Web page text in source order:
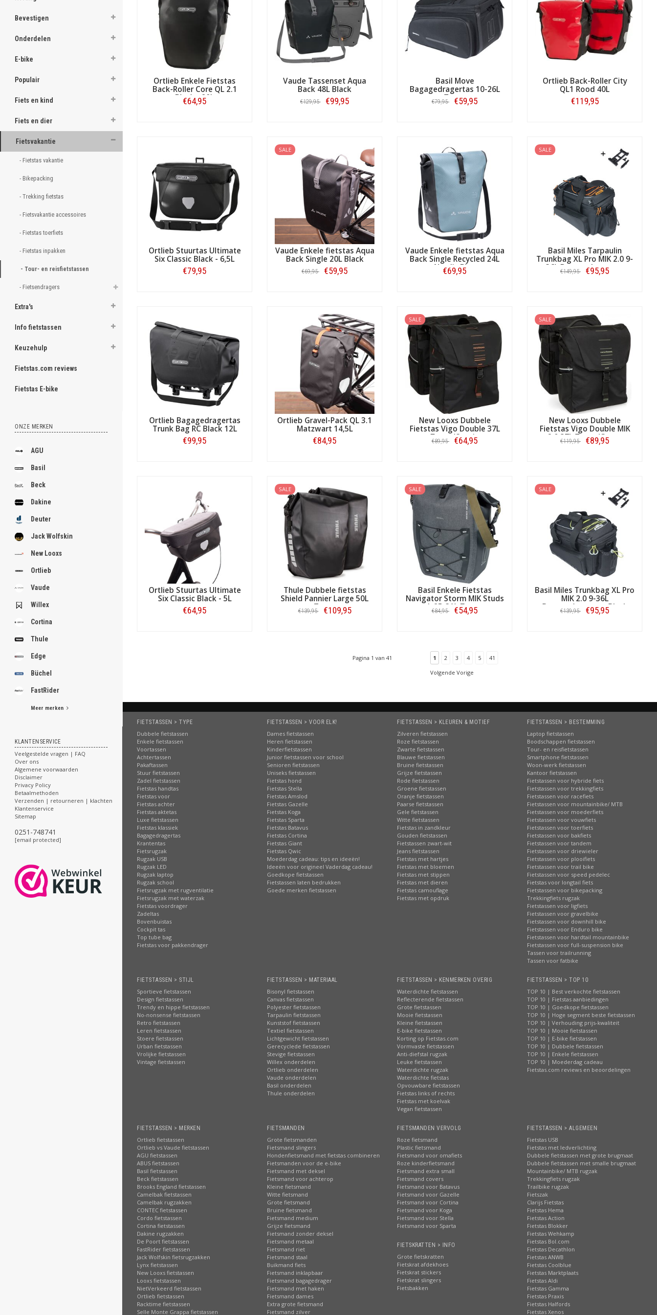
Bevestigen
Onderdelen
E-bike
Populair
Fiets en kind
Fiets en dier
Fietsvakantie
- Fietstas vakantie
- Bikepacking
- Trekking fietstas
- Fietsvakantie accessoires
- Fietstas toerfiets
- Fietstas inpakken
- Tour- en reisfietstassen
- Fietsendragers
Extra's
Info fietstassen
Keuzehulp
Fietstas.com reviews
Fietstas E-bike
ONZE MERKEN
AGU
Basil
Beck
Dakine
Deuter
Jack Wolfskin
New Looxs
Ortlieb
Vaude
Willex
Cortina
Thule
Edge
Büchel
FastRider
Meer merken
KLANTENSERVICE
Veelgestelde vragen | FAQ
Over ons
Algemene voorwaarden
Disclaimer
Privacy Policy
Betaalmethoden
Verzenden | retourneren | klachten
Klantenservice
Sitemap
0251-748741
[email protected]
ghost
ghost
ghost
ghost
ghost
.
.
.
.
.
.
.
.
[email protected]
Ortlieb Enkele Fietstas
Back-Roller Core QL 2.1
Black - 20L
€64,95
Vaude Tassenset Aqua
Back 48L Black
€129,95 €99,95
Basil Move
Bagagedragertas 10-26L
Zwart
€79,95 €59,95
Ortlieb Back-Roller City
QL1 Rood 40L
€119,95
Ortlieb Stuurtas Ultimate
Six Classic Black - 6,5L
€79,95
SALE
Vaude Enkele fietstas Aqua
Back Single 20L Black
€69,95 €59,95
Vaude Enkele fietstas Aqua
Back Single Recycled 24L
Nordic Blue
€69,95
SALE
Basil Miles Tarpaulin
Trunkbag XL Pro MIK 2.0 9-
36L Bagagedragertas
Black Orange
€149,95 €95,95
Ortlieb Bagagedragertas
Trunk Bag RC Black 12L
€99,95
Ortlieb Gravel-Pack QL 3.1
Matzwart 14,5L
€84,95
SALE
New Looxs Dubbele
Fietstas Vigo Double 37L
Zwart/Oranje
€89,95 €64,95
SALE
New Looxs Dubbele
Fietstas Vigo Double MIK
2.0 37L Zwart/Groen
€119,95 €89,95
Ortlieb Stuurtas Ultimate
Six Classic Black - 5L
€64,95
SALE
Thule Dubbele fietstas
Shield Pannier Large 50L
Zwart
€139,95 €109,95
SALE
Basil Enkele Fietstas
Navigator Storm MIK Studs
L 25-31L Zwart
€84,95 €54,95
SALE
Basil Miles Trunkbag XL Pro
MIK 2.0 9-36L
Bagagedragertas Black
Lime
€139,95 €95,95
Pagina 1 van 41 1 2 3 4 5
41
Volgende Vorige
FIETSTASSEN > TYPE
Dubbele fietstassen
Enkele fietstassen
Voortassen
Achtertassen
Pakaftassen
Stuur fietstassen
Zadel fietstassen
Fietstas handtas
Fietstas voor
Fietstas achter
Fietstas aktetas
Luxe fietstassen
Fietstas klassiek
Bagagedragertas
Krantentas
Fietsrugzak
Rugzak USB
Rugzak LED
Rugzak laptop
Rugzak school
Fietsrugzak met rugventilatie
Fietsrugzak met waterzak
Fietstas voordrager
Zadeltas
Bovenbuistas
Cockpit tas
Top tube bag
Fietstas voor pakkendrager
FIETSTASSEN > VOOR ELK!
Dames fietstassen
Heren fietstassen
Kinderfietstassen
Junior fietstassen voor school
Senioren fietstassen
Uniseks fietstassen
Fietstas hond
Fietstas Stella
Fietstas Amslod
Fietstas Gazelle
Fietstas Koga
Fietstas Sparta
Fietstas Batavus
Fietstas Cortina
Fietstas Giant
Fietstas Qwic
Moederdag cadeau: tips en ideeën!
Ideeën voor origineel Vaderdag cadeau!
Goedkope fietstassen
Fietstassen laten bedrukken
Goede merken fietstassen
FIETSTASSEN > KLEUREN & MOTIEF
Zilveren fietstassen
Roze fietstassen
Zwarte fietstassen
Blauwe fietstassen
Bruine fietstassen
Grijze fietstassen
Rode fietstassen
Groene fietstassen
Oranje fietstassen
Paarse fietstassen
Gele fietstassen
Witte fietstassen
Fietstas in zandkleur
Gouden fietstassen
Fietstassen zwart-wit
Jeans fietstassen
Fietstas met hartjes
Fietstas met bloemen
Fietstas met stippen
Fietstas met dieren
Fietstas camouflage
Fietstas met opdruk
FIETSTASSEN > BESTEMMING
Laptop fietstassen
Boodschappen fietstassen
Tour- en reisfietstassen
Smartphone fietstassen
Woon-werk fietstassen
Kantoor fietstassen
Fietstassen voor hybride fiets
Fietstassen voor trekkingfiets
Fietstassen voor racefiets
Fietstassen voor mountainbike/ MTB
Fietstassen voor moederfiets
Fietstassen voor vouwfiets
Fietstassen voor toerfiets
Fietstassen voor bakfiets
Fietstassen voor tandem
Fietstassen voor driewieler
Fietstassen voor plooifiets
Fietstassen voor trail bike
Fietstassen voor speed pedelec
Fietstas voor longtail fiets
Fietstassen voor bikepacking
Trekkingfiets rugzak
Fietstassen voor ligfiets
Fietstassen voor gravelbike
Fietstassen voor downhill bike
Fietstassen voor Enduro bike
Fietstassen voor hardtail mountainbike
Fietstassen voor full-suspension bike
Tassen voor trailrunning
Tassen voor fatbike
FIETSTASSEN > STIJL
Sportieve fietstassen
Design fietstassen
Trendy en hippe fietstassen
No-nonsense fietstassen
Retro fietstassen
Leren fietstassen
Stoere fietstassen
Urban fietstassen
Vrolijke fietstassen
Vintage fietstassen
FIETSTASSEN > MATERIAAL
Bisonyl fietstassen
Canvas fietstassen
Polyester fietstassen
Tarpaulin fietstassen
Kunststof fietstassen
Textiel fietstassen
Lichtgewicht fietstassen
Gerecyclede fietstassen
Stevige fietstassen
Willex onderdelen
Ortlieb onderdelen
Vaude onderdelen
Basil onderdelen
Thule onderdelen
FIETSTASSEN > KENMERKEN OVERIG
Waterdichte fietstassen
Reflecterende fietstassen
Grote fietstassen
Mooie fietstassen
Kleine fietstassen
E-bike fietstassen
Korting op Fietstas.com
Vormvaste fietstassen
Anti-diefstal rugzak
Leuke fietstassen
Waterdichte rugzak
Waterdichte fietstas
Opvouwbare fietstassen
Fietstas links of rechts
Fietstas met koelvak
Vegan fietstassen
FIETSTASSEN > TOP 10
TOP 10 | Best verkochte fietstassen
TOP 10 | Fietstas aanbiedingen
TOP 10 | Goedkope fietstassen
TOP 10 | Hoge segment beste fietstassen
TOP 10 | Verhouding prijs-kwaliteit
TOP 10 | Mooie fietstassen
TOP 10 | E-bike fietstassen
TOP 10 | Dubbele fietstassen
TOP 10 | Enkele fietstassen
TOP 10 | Moederdag cadeau
Fietstas.com reviews en beoordelingen
FIETSTASSEN > MERKEN
Ortlieb fietstassen
Ortlieb vs Vaude fietstassen
AGU fietstassen
ABUS fietstassen
Basil fietstassen
Beck fietstassen
Brooks England fietstassen
Camelbak fietstassen
Camelbak rugzakken
CONTEC fietstassen
Cordo fietstassen
Cortina fietstassen
Dakine rugzakken
De Poort fietstassen
FastRider fietstassen
Jack Wolfskin fietsrugzakken
Lynx fietstassen
New Looxs fietstassen
Looxs fietstassen
NietVerkeerd fietstassen
Ortlieb fietstassen
Racktime fietstassen
Selle Monte Grappa fietstassen
FIETSMANDEN
Grote fietsmanden
Fietsmand slingers
Hondenfietsmand met fietstas combineren
Fietsmanden voor de e-bike
Fietsmand met deksel
Fietsmand voor achterop
Kleine fietsmand
Witte fietsmand
Grote fietsmand
Bruine fietsmand
Fietsmand medium
Grijze fietsmand
Fietsmand zonder deksel
Fietsmand metaal
Fietsmand riet
Fietsmand staal
Buikmand fiets
Fietsmand inklapbaar
Fietsmand bagagedrager
Fietsmand met haken
Fietsmand dames
Extra grote fietsmand
Fietsmand zilver
FIETSMANDEN VERVOLG
Roze fietsmand
Plastic fietsmand
Fietsmand voor omafiets
Roze kinderfietsmand
Fietsmand extra small
Fietsmand covers
Fietsmand voor Batavus
Fietsmand voor Gazelle
Fietsmand voor Cortina
Fietsmand voor Koga
Fietsmand voor Stella
Fietsmand voor Sparta
FIETSKRATTEN > INFO
Grote fietskratten
Fietskrat afdekhoes
Fietskrat stickers
Fietskrat slingers
Fietsbakken
FIETSTASSEN > ALGEMEEN
Fietstas USB
Fietstas met ledverlichting
Dubbele fietstassen met grote brugmaat
Dubbele fietstassen met smalle brugmaat
Mountainbike/ MTB rugzak
Trekkingfiets rugzak
Trailbike rugzak
Fietszak
Clarijs Fietstas
Fietstas Hema
Fietstas Action
Fietstas Blokker
Fietstas Wehkamp
Fietstas Bol.com
Fietstas Decathlon
Fietstas ANWB
Fietstas Coolblue
Fietstas Marktplaats
Fietstas Aldi
Fietstas Gamma
Fietstas Praxis
Fietstas Halfords
Fietstas Xenos